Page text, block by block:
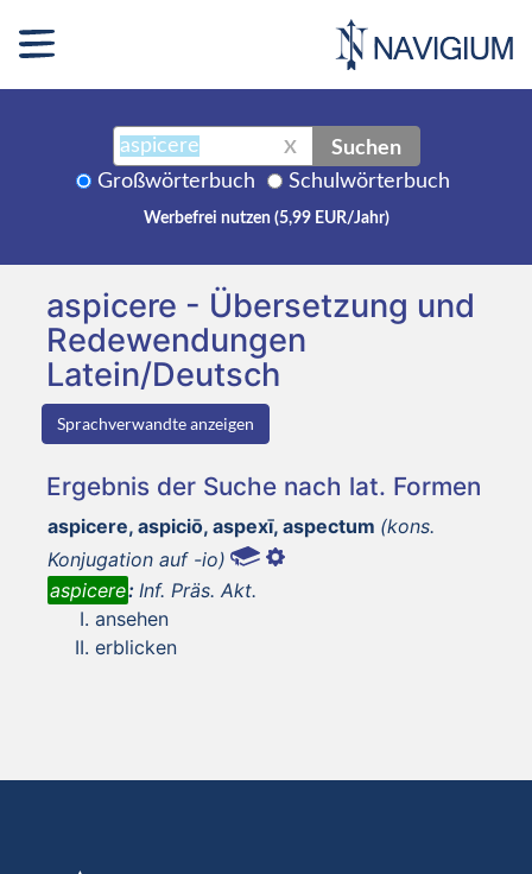
X Suchen
Großwörterbuch Schulwörterbuch
Werbefrei nutzen (5,99 EUR/Jahr)
aspicere - Übersetzung und
Redewendungen
Latein/Deutsch
Sprachverwandte anzeigen
Ergebnis der Suche nach lat. Formen
aspicere, aspiciō, aspexī, aspectum (kons.
Konjugation auf -io)
aspicere: Inf. Präs. Akt.
ansehen
erblicken